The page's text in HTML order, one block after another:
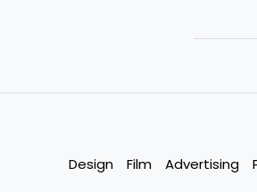
Design Film Advertising